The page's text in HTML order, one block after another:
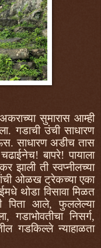
सुमारास आम्ही
गडाची उंची साधारण
साधारण अडीच तास
बापरे! पायाला
झाली ती स्वप्नीलच्या
ओळख ट्रेकच्या एका
थोडा विसावा मिळत
पिता आले, फुललेल्या
निसर्ग,
गडकिल्ले न्याहाळता